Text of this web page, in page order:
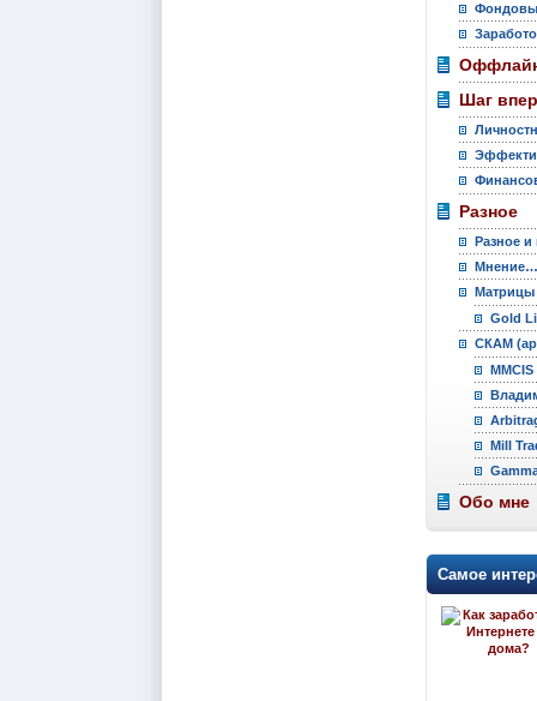
Шаг
Разное
Разное и
Мнение…
Матрицы
Gold
СКАМ
Mill
Обо мне
Самое